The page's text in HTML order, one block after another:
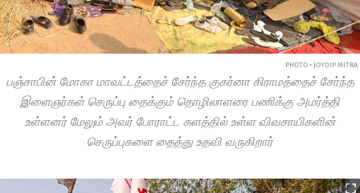
PHOTO • JOYDIP MITRA
பஞ்சாபின் மோகா மாவட்டத்தைச் சேர்ந்த குகர்னா கிராமத்தைச் சேர்ந்த
இளைஞர்கள் செருப்பு தைக்கும் தொழிலாளரை பணிக்கு அமர்த்தி
உள்ளனர் மேலும் அவர் போராட்ட களத்தில் உள்ள விவசாயிகளின்
செருப்புகளை தைத்து உதவி வருகிறார்